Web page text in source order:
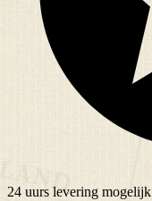
24 uurs levering mogelijk